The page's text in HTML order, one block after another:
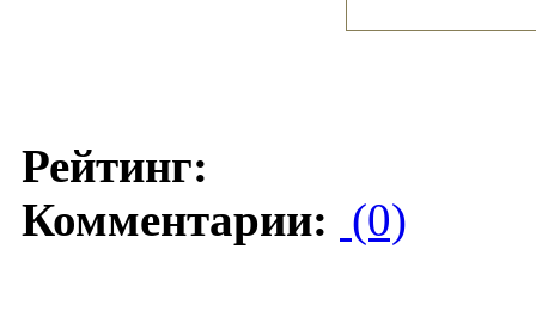
Рейтинг:
Комментарии: (0)